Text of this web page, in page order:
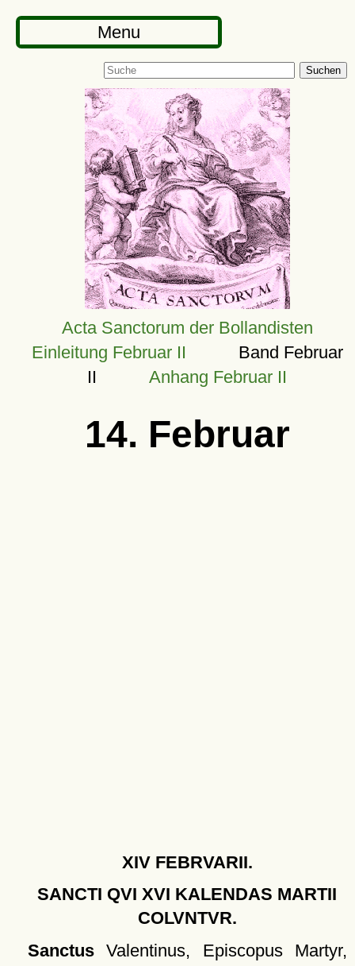
Menu
Suchen
Acta Sanctorum der Bollandisten
Einleitung Februar II Band Februar
IIAnhang Februar II
14. Februar
XIV FEBRVARII.
SANCTI QVI XVI KALENDAS MARTII
COLVNTVR.
SanctusValentinus, Episcopus Martyr,